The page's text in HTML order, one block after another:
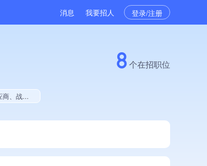
消息 我要招人 登录/注册
工艺创新能力、拥有多项著作权
8个在招职位